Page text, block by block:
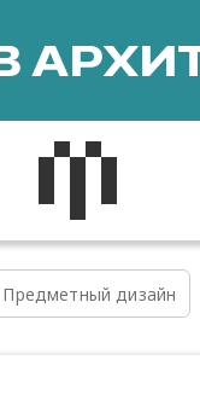
Предметный дизайн